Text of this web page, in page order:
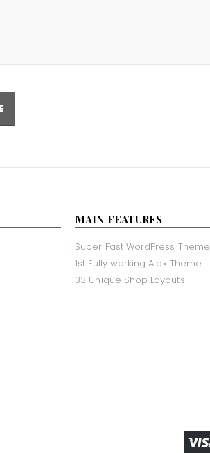
MAIN FEATURES
Super Fast WordPress Theme
1st Fully working Ajax Theme
33 Unique Shop Layouts